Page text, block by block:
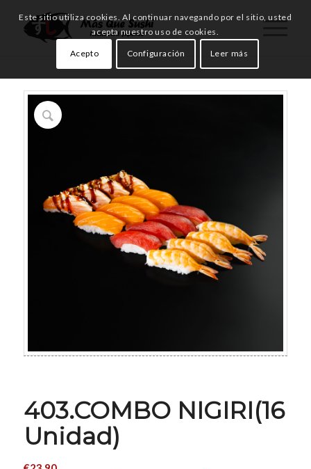
403.COMBO NIGIRI(16
Unidad)
Este sitio utiliza cookies. Al continuar navegando por el sitio, usted
acepta nuestro uso de cookies.
Acepto Configuración Leer más